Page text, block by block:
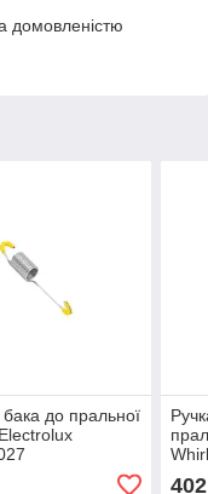
домовленістю
до пральної
402